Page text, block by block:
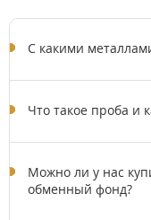
C какими
Что такое проба и
Можно ли у нас
обменный фонд?